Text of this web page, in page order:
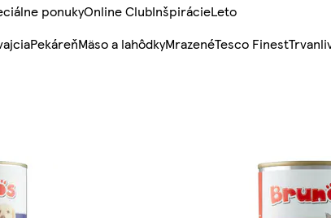
ponukyOnline ClubInšpirácieLeto
PekáreňMäso a lahôdkyMrazenéTesco Finest